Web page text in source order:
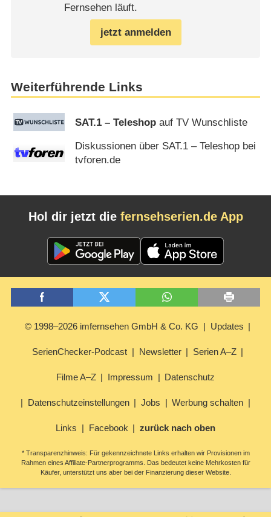
Fernsehen läuft.
jetzt anmelden
Weiterführende Links
SAT.1 – Teleshop auf TV Wunschliste
Diskussionen über SAT.1 – Teleshop bei
tvforen.de
Hol dir jetzt die fernsehserien.de App
© 1998–2026 imfernsehen GmbH & Co. KG Updates
SerienChecker-Podcast Newsletter Serien A–Z
Filme A–Z Impressum Datenschutz
Datenschutzeinstellungen Jobs Werbung schalten
Links Facebook zurück nach oben
* Transparenzhinweis: Für gekennzeichnete Links erhalten wir Provisionen im
Rahmen eines Affiliate-Partnerprogramms. Das bedeutet keine Mehrkosten für
Käufer, unterstützt uns aber bei der Finanzierung dieser Website.